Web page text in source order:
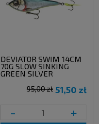
DEVIATOR SWIM 14CM
70G SLOW SINKING
GREEN SILVER
51,50 zł
95,00 zł
- +